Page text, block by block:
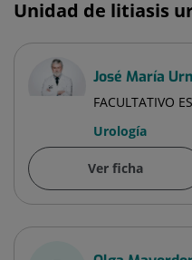
Unidad de litiasis
José María
FACULTATIVO
Urología
Ver ficha